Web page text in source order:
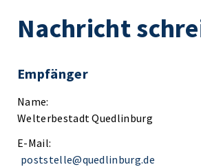
Nachricht
Empfänger
Name:
Welterbestadt Quedlinburg
E-Mail:
poststelle@quedlinburg.de